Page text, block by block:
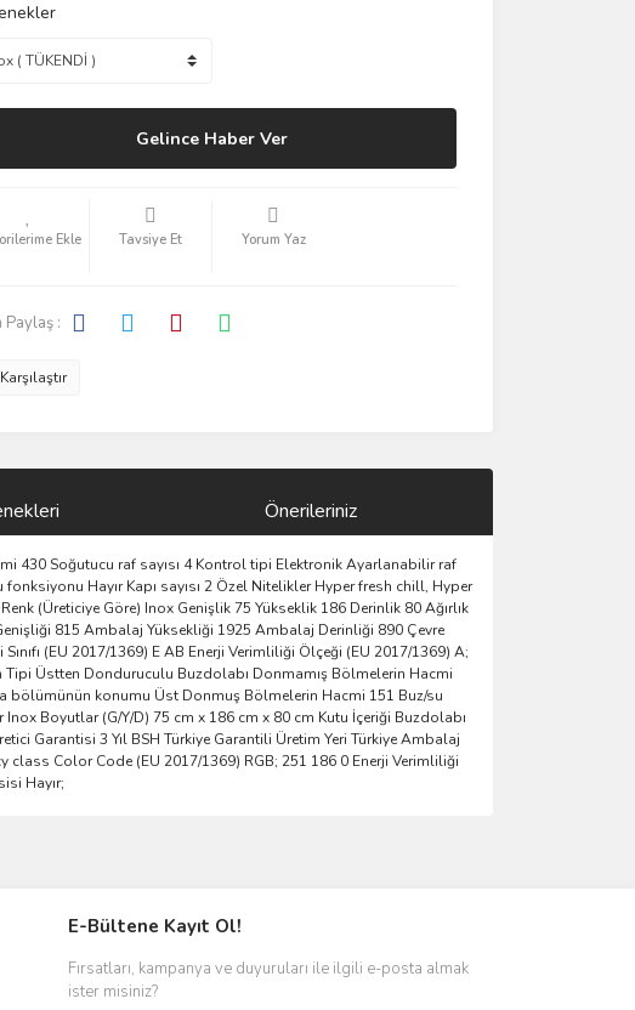
Gelince Haber Ver
Tavsiye Et Yorum Yaz
Paylaş :
Karşılaştır
Önerileriniz
430 Soğutucu raf sayısı 4 Kontrol tipi Elektronik Ayarlanabilir raf
Hayır Kapı sayısı 2 Özel Nitelikler Hyper fresh chill, Hyper
(Üreticiye Göre) Inox Genişlik 75 Yükseklik 186 Derinlik 80 Ağırlık
815 Ambalaj Yüksekliği 1925 Ambalaj Derinliği 890 Çevre
(EU 2017/1369) E AB Enerji Verimliliği Ölçeği (EU 2017/1369) A;
Tipi Üstten Donduruculu Buzdolabı Donmamış Bölmelerin Hacmi
bölümünün konumu Üst Donmuş Bölmelerin Hacmi 151 Buz/su
Boyutlar (G/Y/D) 75 cm x 186 cm x 80 cm Kutu İçeriği Buzdolabı
Garantisi 3 Yıl BSH Türkiye Garantili Üretim Yeri Türkiye Ambalaj
Color Code (EU 2017/1369) RGB; 251 186 0 Enerji Verimliliği
Hayır;
E-Bültene Kayıt Ol!
Fırsatları, kampanya ve duyuruları ile ilgili e-posta almak
ister misiniz?